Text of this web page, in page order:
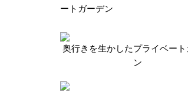
ートガーデン
奥行きを生かしたプライベー
ン